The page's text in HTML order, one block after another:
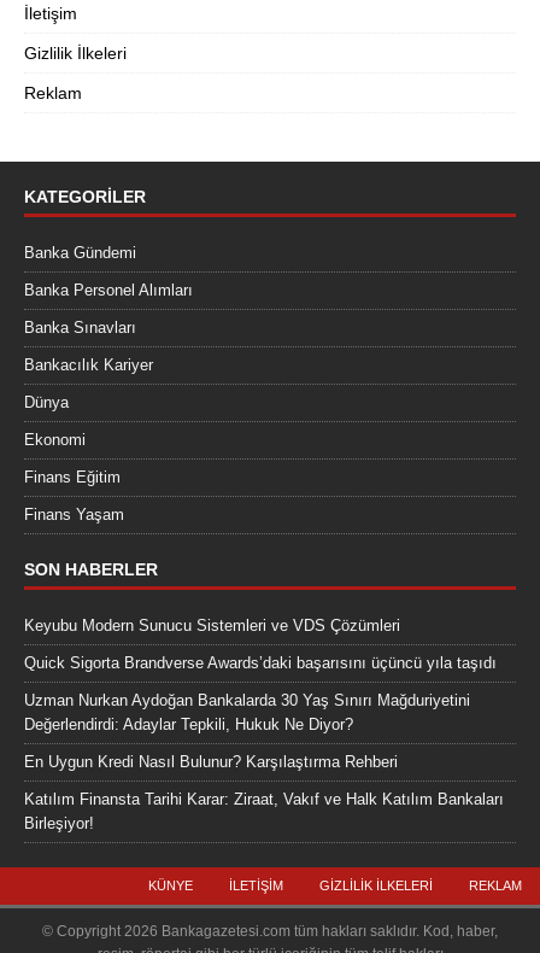
İletişim
Gizlilik İlkeleri
Reklam
KATEGORILER
Banka Gündemi
Banka Personel Alımları
Banka Sınavları
Bankacılık Kariyer
Dünya
Ekonomi
Finans Eğitim
Finans Yaşam
SON HABERLER
Keyubu Modern Sunucu Sistemleri ve VDS Çözümleri
Quick Sigorta Brandverse Awards’daki başarısını üçüncü yıla taşıdı
Uzman Nurkan Aydoğan Bankalarda 30 Yaş Sınırı Mağduriyetini
Değerlendirdi: Adaylar Tepkili, Hukuk Ne Diyor?
En Uygun Kredi Nasıl Bulunur? Karşılaştırma Rehberi
Katılım Finansta Tarihi Karar: Ziraat, Vakıf ve Halk Katılım Bankaları
Birleşiyor!
KÜNYE İLETIŞIM GIZLILIK İLKELERI REKLAM
© Copyright 2026 Bankagazetesi.com tüm hakları saklıdır. Kod, haber,